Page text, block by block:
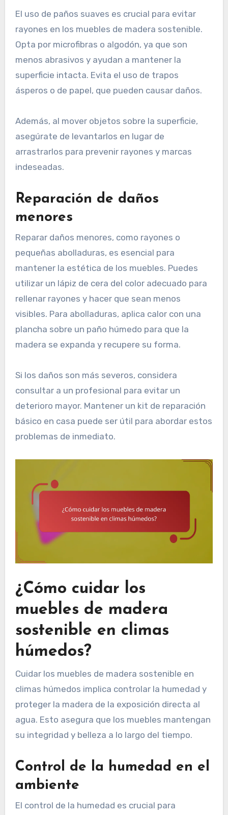
El uso de paños suaves es crucial para evitar
rayones en los muebles de madera sostenible.
Opta por microfibras o algodón, ya que son
menos abrasivos y ayudan a mantener la
superficie intacta. Evita el uso de trapos
ásperos o de papel, que pueden causar daños.
Además, al mover objetos sobre la superficie,
asegúrate de levantarlos en lugar de
arrastrarlos para prevenir rayones y marcas
indeseadas.
Reparación de daños
menores
Reparar daños menores, como rayones o
pequeñas abolladuras, es esencial para
mantener la estética de los muebles. Puedes
utilizar un lápiz de cera del color adecuado para
rellenar rayones y hacer que sean menos
visibles. Para abolladuras, aplica calor con una
plancha sobre un paño húmedo para que la
madera se expanda y recupere su forma.
Si los daños son más severos, considera
consultar a un profesional para evitar un
deterioro mayor. Mantener un kit de reparación
básico en casa puede ser útil para abordar estos
problemas de inmediato.
¿Cómo cuidar los
muebles de madera
sostenible en climas
húmedos?
Cuidar los muebles de madera sostenible en
climas húmedos implica controlar la humedad y
proteger la madera de la exposición directa al
agua. Esto asegura que los muebles mantengan
su integridad y belleza a lo largo del tiempo.
Control de la humedad en el
ambiente
El control de la humedad es crucial para